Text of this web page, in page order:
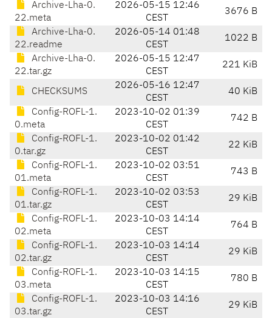
Archive-Lha-0.
22.meta
2026-05-15 12:46
CEST
3676 B
Archive-Lha-0.
22.readme
2026-05-14 01:48
CEST
1022 B
Archive-Lha-0.
22.tar.gz
2026-05-15 12:47
CEST
221 KiB
CHECKSUMS
2026-05-16 12:47
CEST
40 KiB
Config-ROFL-1.
0.meta
2023-10-02 01:39
CEST
742 B
Config-ROFL-1.
0.tar.gz
2023-10-02 01:42
CEST
22 KiB
Config-ROFL-1.
01.meta
2023-10-02 03:51
CEST
743 B
Config-ROFL-1.
01.tar.gz
2023-10-02 03:53
CEST
29 KiB
Config-ROFL-1.
02.meta
2023-10-03 14:14
CEST
764 B
Config-ROFL-1.
02.tar.gz
2023-10-03 14:14
CEST
29 KiB
Config-ROFL-1.
03.meta
2023-10-03 14:15
CEST
780 B
Config-ROFL-1.
03.tar.gz
2023-10-03 14:16
CEST
29 KiB